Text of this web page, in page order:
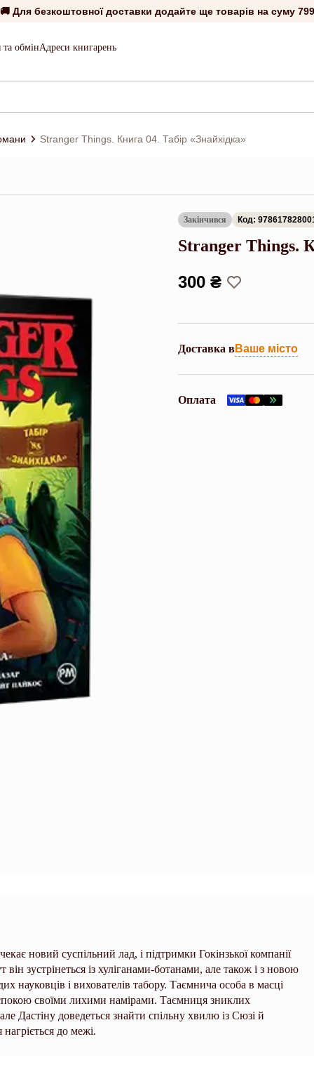
🚚 Для безкоштовної доставки додайте ще товарів на суму
обмінАдреси книгарень
Stranger Things. Книга 04. Табір «Знайхідка»
Закінчився Код:
Stranger Things.
300 ₴
Доставка вВаше місто
Оплата
новий суспільний лад, і підтримки Гокінзької компанії
зустрінеться із хуліганами-ботанами, але також і з новою
науковців і вихователів табору. Таємнича особа в масці
своїми лихими намірами. Таємниця зниклих
Дастіну доведеться знайти спільну хвилю із Сюзі й
до межі.